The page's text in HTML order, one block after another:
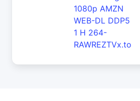
1080p AMZN
WEB-DL DDP5
1 H 264-
RAWREZTVx.to